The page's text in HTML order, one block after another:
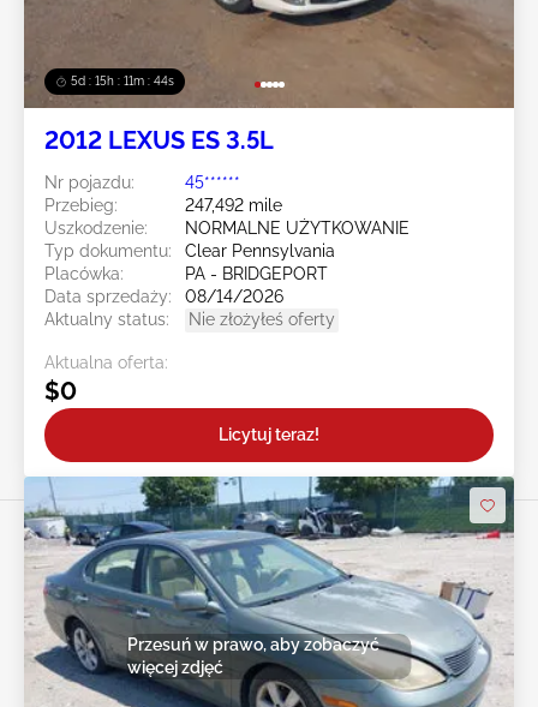
5d : 15h : 11m : 42s
2012 LEXUS ES 3.5L
Nr pojazdu:
45******
Przebieg:
247,492 mile
Uszkodzenie:
NORMALNE UŻYTKOWANIE
Typ dokumentu:
Clear Pennsylvania
Placówka:
PA - BRIDGEPORT
Data sprzedaży:
08/14/2026
Aktualny status:
Nie złożyłeś oferty
Aktualna oferta:
$0
Licytuj teraz!
Przesuń w prawo, aby zobaczyć
więcej zdjęć